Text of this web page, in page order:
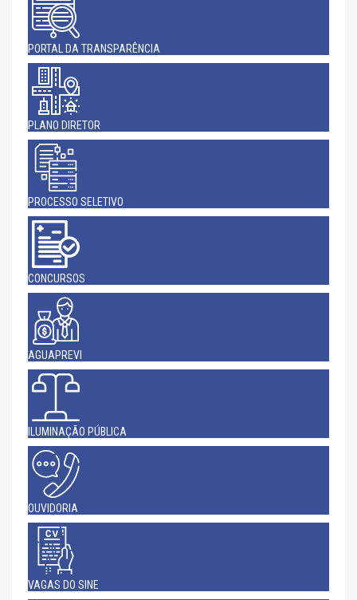
PORTAL DA TRANSPARÊNCIA
PLANO DIRETOR
PROCESSO SELETIVO
CONCURSOS
AGUAPREVI
ILUMINAÇÃO PÚBLICA
OUVIDORIA
VAGAS DO SINE